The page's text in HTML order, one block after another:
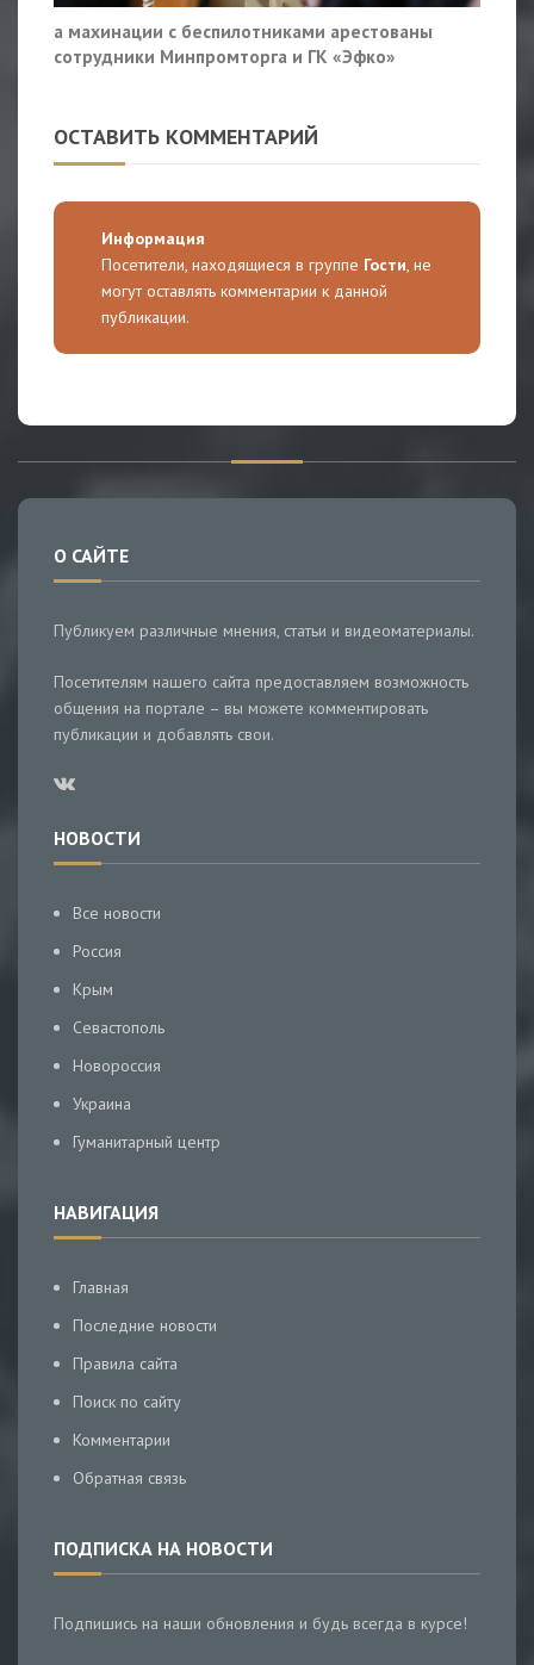
а махинации с беспилотниками арестованы
сотрудники Минпромторга и ГК «Эфко»
ОСТАВИТЬ КОММЕНТАРИЙ
Информация
Посетители, находящиеся в группе Гости, не
могут оставлять комментарии к данной
публикации.
О САЙТЕ
Публикуем различные мнения, статьи и видеоматериалы.
Посетителям нашего сайта предоставляем возможность
общения на портале – вы можете комментировать
публикации и добавлять свои.
НОВОСТИ
Все новости
Россия
Крым
Севастополь
Новороссия
Украина
Гуманитарный центр
НАВИГАЦИЯ
Главная
Последние новости
Правила сайта
Поиск по сайту
Комментарии
Обратная связь
ПОДПИСКА НА НОВОСТИ
Подпишись на наши обновления и будь всегда в курсе!